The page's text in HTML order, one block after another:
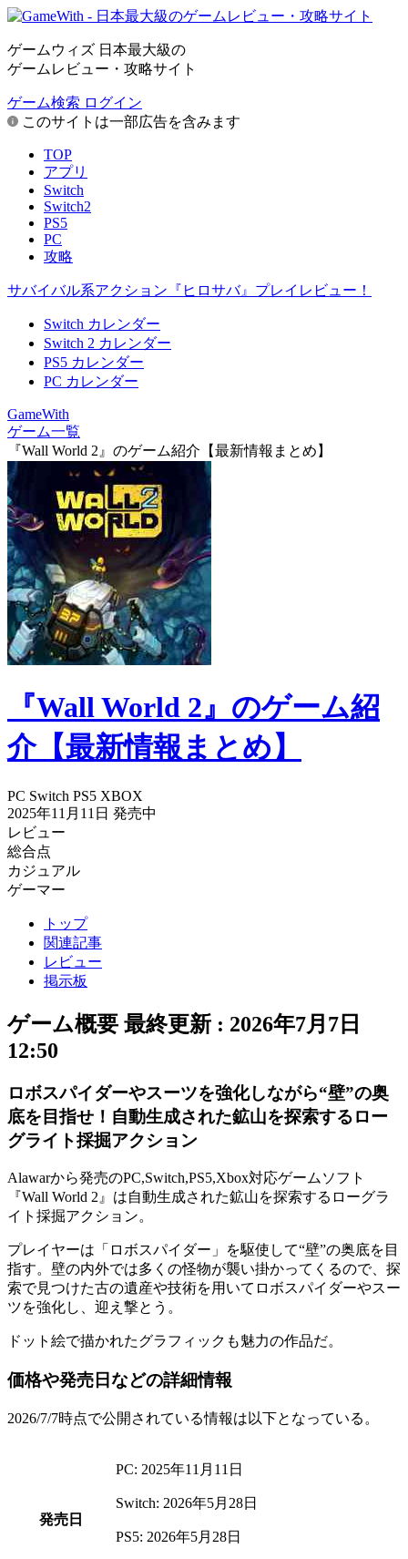
ゲームウィズ 日本最大級の
ゲームレビュー・攻略サイト
ゲーム検索 ログイン
このサイトは一部広告を含みます
TOP
アプリ
Switch
Switch2
PS5
PC
攻略
サバイバル系アクション『ヒロサバ』プレイレビュー！
Switch カレンダー
Switch 2 カレンダー
PS5 カレンダー
PC カレンダー
GameWith
ゲーム一覧
『Wall World 2』のゲーム紹介【最新情報まとめ】
『Wall World 2』のゲーム紹
介【最新情報まとめ】
PC Switch PS5 XBOX
2025年11月11日 発売中
レビュー
総合点
カジュアル
ゲーマー
トップ
関連記事
レビュー
掲示板
ゲーム概要 最終更新 : 2026年7月7日
12:50
ロボスパイダーやスーツを強化しながら“壁”の奥
底を目指せ！自動生成された鉱山を探索するロー
グライト採掘アクション
Alawarから発売のPC,Switch,PS5,Xbox対応ゲームソフト
『Wall World 2』は自動生成された鉱山を探索する ローグラ
イト採掘アクション。
プレイヤーは「 ロボスパイダー 」を駆使して“壁”の奥底を目
指す。壁の内外では多くの怪物が襲い掛かってくるので、探
索で見つけた古の遺産や技術を用いて ロボスパイダーやスー
ツを強化し、迎え撃とう。
ドット絵で描かれたグラフィックも魅力の作品だ。
価格や発売日などの詳細情報
2026/7/7時点で公開されている情報は以下となっている。
発売日
PC: 2025年11月11日
Switch: 2026年5月28日
PS5: 2026年5月28日